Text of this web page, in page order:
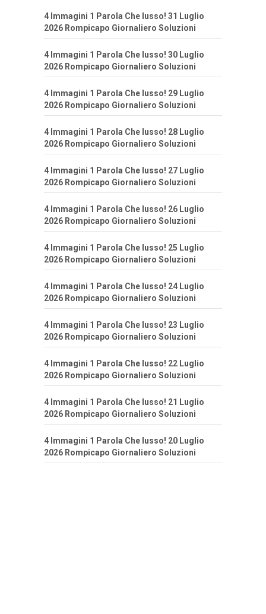
4 Immagini 1 Parola Che lusso! 31 Luglio
2026 Rompicapo Giornaliero Soluzioni
4 Immagini 1 Parola Che lusso! 30 Luglio
2026 Rompicapo Giornaliero Soluzioni
4 Immagini 1 Parola Che lusso! 29 Luglio
2026 Rompicapo Giornaliero Soluzioni
4 Immagini 1 Parola Che lusso! 28 Luglio
2026 Rompicapo Giornaliero Soluzioni
4 Immagini 1 Parola Che lusso! 27 Luglio
2026 Rompicapo Giornaliero Soluzioni
4 Immagini 1 Parola Che lusso! 26 Luglio
2026 Rompicapo Giornaliero Soluzioni
4 Immagini 1 Parola Che lusso! 25 Luglio
2026 Rompicapo Giornaliero Soluzioni
4 Immagini 1 Parola Che lusso! 24 Luglio
2026 Rompicapo Giornaliero Soluzioni
4 Immagini 1 Parola Che lusso! 23 Luglio
2026 Rompicapo Giornaliero Soluzioni
4 Immagini 1 Parola Che lusso! 22 Luglio
2026 Rompicapo Giornaliero Soluzioni
4 Immagini 1 Parola Che lusso! 21 Luglio
2026 Rompicapo Giornaliero Soluzioni
4 Immagini 1 Parola Che lusso! 20 Luglio
2026 Rompicapo Giornaliero Soluzioni